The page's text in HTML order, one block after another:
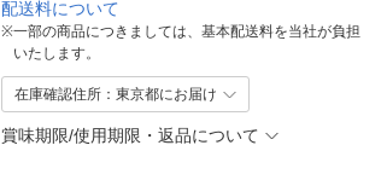
配送料について
※一部の商品につきましては、基本配送料を当社が負担
いたします。
在庫確認住所：東京都にお届け
賞味期限/使用期限・返品について